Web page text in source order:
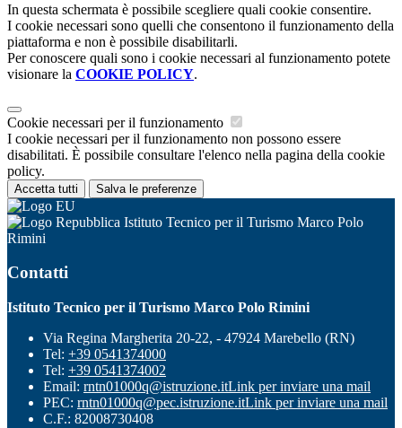
In questa schermata è possibile scegliere quali cookie consentire.
I cookie necessari sono quelli che consentono il funzionamento della
piattaforma e non è possibile disabilitarli.
Per conoscere quali sono i cookie necessari al funzionamento potete
visionare la COOKIE POLICY.
Cookie necessari per il funzionamento
I cookie necessari per il funzionamento non possono essere
disabilitati. È possibile consultare l'elenco nella pagina della cookie
policy.
Accetta tutti Salva le preferenze
Istituto Tecnico per il Turismo Marco Polo
Rimini
Contatti
Istituto Tecnico per il Turismo Marco Polo Rimini
Via Regina Margherita 20-22, - 47924 Marebello (RN)
Tel: +39 0541374000
Tel: +39 0541374002
Email: rntn01000q@istruzione.itLink per inviare una mail
PEC: rntn01000q@pec.istruzione.itLink per inviare una mail
C.F.: 82008730408